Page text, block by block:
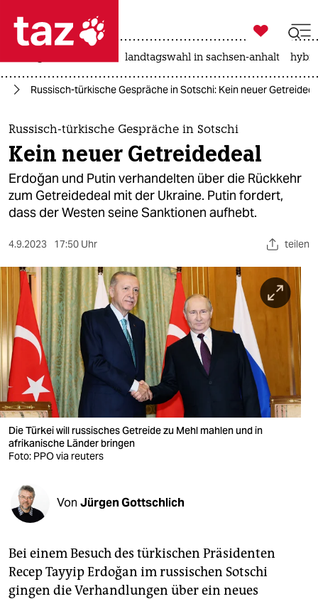
 taz zahl ich
taz zahl ich
themen
politik
öko
sport
berlin
nord
wahrheit
verlag
verlag
shop
fragen & hilfe
unterstützen
abo

taz zahl ich
landtagswahl in sachsen-anhalt
Russisch-türkische Gespräche in Sotschi: Kein neuer
Russisch-türkische Gespräche in Sotschi
Kein neuer Getreidedeal
Erdoğan und Putin verhandelten über die Rückkehr
zum Getreidedeal mit der Ukraine. Putin fordert,
dass der Westen seine Sanktionen aufhebt.
4.9.2023 17:50 Uhr teilen
Die Türkei will russisches Getreide zu Mehl mahlen und in
afrikanische Länder bringen
Foto: PPO via reuters
Von Jürgen Gottschlich
Bei einem Besuch des türkischen Präsidenten
Recep Tayyip Erdoğan im russischen Sotschi
gingen die Verhandlungen über ein neues